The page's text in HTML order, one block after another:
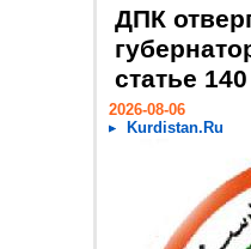
ДПК
статье 140
2026-08-06
Kurdistan.Ru